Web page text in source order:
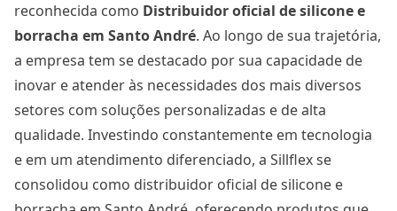
reconhecida como Distribuidor oficial de silicone e
borracha em Santo André. Ao longo de sua trajetória,
a empresa tem se destacado por sua capacidade de
inovar e atender às necessidades dos mais diversos
setores com soluções personalizadas e de alta
qualidade. Investindo constantemente em tecnologia
e em um atendimento diferenciado, a Sillflex se
consolidou como distribuidor oficial de silicone e